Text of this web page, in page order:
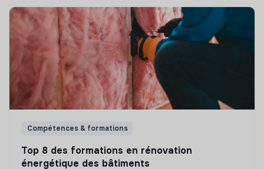
Compétences & formations
Top 8 des formations en rénovation
énergétique des bâtiments